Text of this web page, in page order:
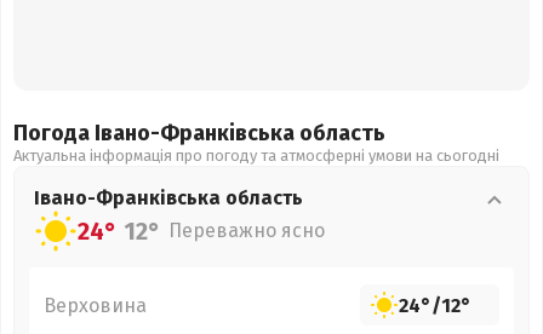
Погода Івано-Франківська область
Актуальна інформація про погоду та атмосферні умови на сьогодні
Івано-Франківська область
24° 12° Переважно ясно
Верховина 24°/12°